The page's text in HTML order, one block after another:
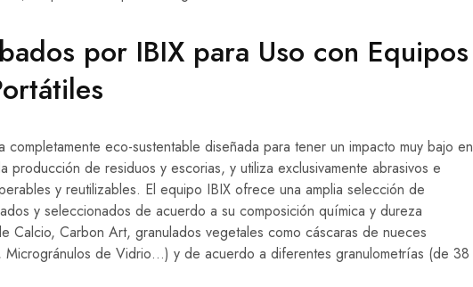
por IBIX para Uso con Equipos
completamente eco-sustentable diseñada para tener un impacto muy bajo en
producción de residuos y escorias, y utiliza exclusivamente abrasivos e
y reutilizables. El equipo IBIX ofrece una amplia selección de
y seleccionados de acuerdo a su composición química y dureza
Calcio, Carbon Art, granulados vegetales como cáscaras de nueces
Microgránulos de Vidrio…) y de acuerdo a diferentes granulometrías (de 38